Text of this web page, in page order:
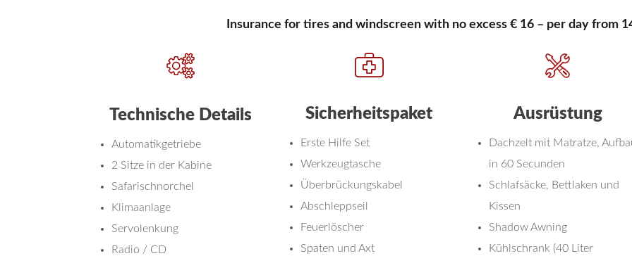
Insurance for tires and windscreen with no excess € 16 – per day from
Technische Details
Automatikgetriebe
2 Sitze in der Kabine
Safarischnorchel
Klimaanlage
Servolenkung
Radio / CD
Sicherheitspaket
Erste Hilfe Set
Werkzeugtasche
Überbrückungskabel
Abschleppseil
Feuerlöscher
Spaten und Axt
Ausrüstung
Dachzelt mit Matratze,
in 60 Secunden
Schlafsäcke, Bettlaken und
Kissen
Shadow Awning
Kühlschrank (40 Liter